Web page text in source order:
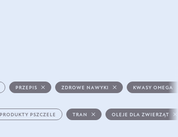
PRZEPIS ZDROWE NAWYKI KWASY OMEGA
PRODUKTY PSZCZELE TRAN OLEJE DLA ZWIERZĄT